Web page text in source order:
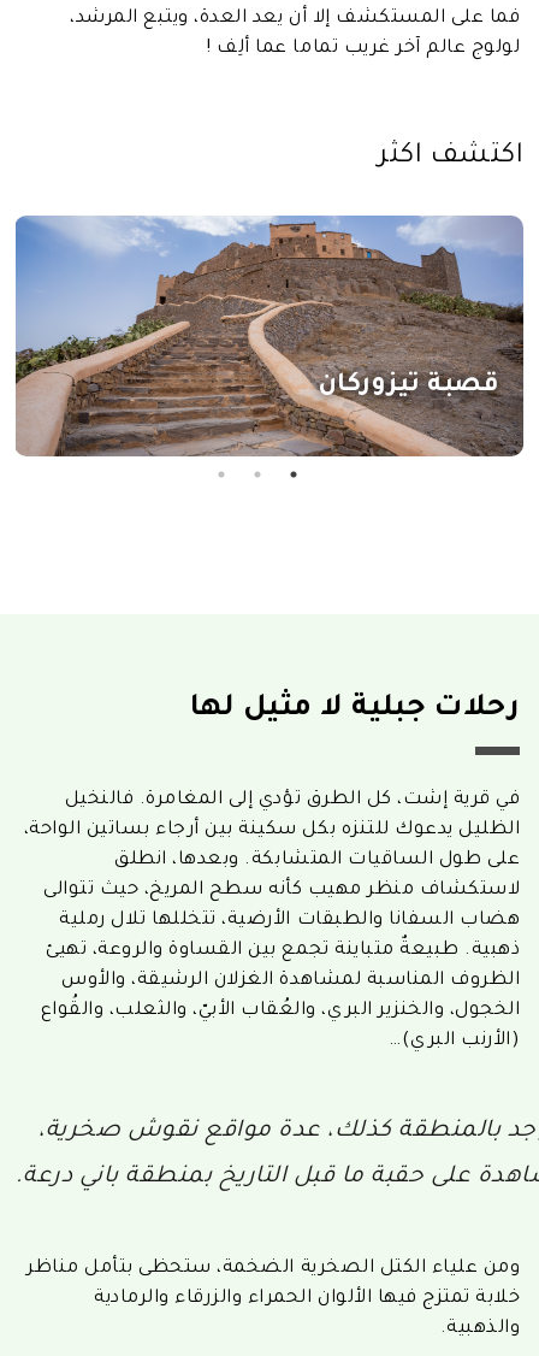
فما على المستكشف إلا أن يعد العدة، ويتبع المرشد،
لولوج عالم آخر غريب تماما عما ألِف !
اكتشف اكثر
قصبة تيزوركان
رحلات جبلية لا مثيل لها
في قرية إشت، كل الطرق تؤدي إلى المغامرة. فالنخيل
الظليل يدعوك للتنزه بكل سكينة بين أرجاء بساتين الواحة،
على طول الساقيات المتشابكة. وبعدها، انطلق
لاستكشاف منظر مهيب كأنه سطح المريخ، حيث تتوالى
هضاب السفانا والطبقات الأرضية، تتخللها تلال رملية
ذهبية. طبيعةٌ متباينة تجمع بين القساوة والروعة، تهيئ
الظروف المناسبة لمشاهدة الغزلان الرشيقة، والأوس
الخجول، والخنزير البري، والعُقاب الأبيّ، والثعلب، والقُواع
(الأرنب البري)…
بالمنطقة كذلك، عدة مواقع نقوش صخرية،
على حقبة ما قبل التاريخ بمنطقة باني درعة.
ومن علياء الكتل الصخرية الضخمة، ستحظى بتأمل مناظر
خلابة تمتزج فيها الألوان الحمراء والزرقاء والرمادية
والذهبية.